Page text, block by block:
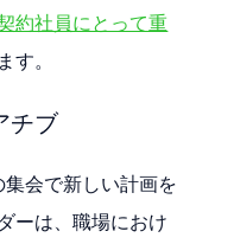
約社員にとって重
す。
チブ
会で新しい計画を
ーは、職場におけ